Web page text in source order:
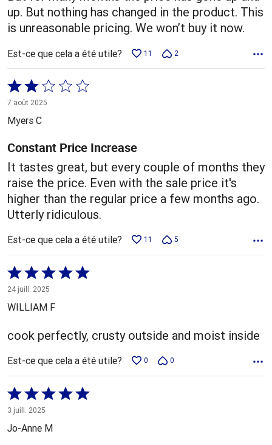
up. But nothing has changed in the product. This
is unreasonable pricing. We won’t buy it now.
Est-ce que cela a été utile? 11 2
Coté
2 sur
5
7 août 2025
Myers C
Constant Price Increase
It tastes great, but every couple of months they
raise the price. Even with the sale price it's
higher than the regular price a few months ago.
Utterly ridiculous.
Est-ce que cela a été utile? 11 5
Coté
5 sur
5
24 juill. 2025
WILLIAM F
cook perfectly, crusty outside and moist inside
Est-ce que cela a été utile? 0 0
Coté
5 sur
5
3 juill. 2025
Jo-Anne M